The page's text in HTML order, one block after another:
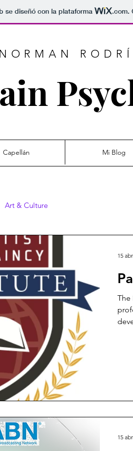
se diseñó con la plataforma .com.
Capellán Mi Blog
Art & Culture
The
15
15